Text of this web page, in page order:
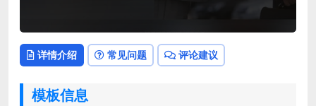
详情介绍 常见问题 评论建议
模板信息